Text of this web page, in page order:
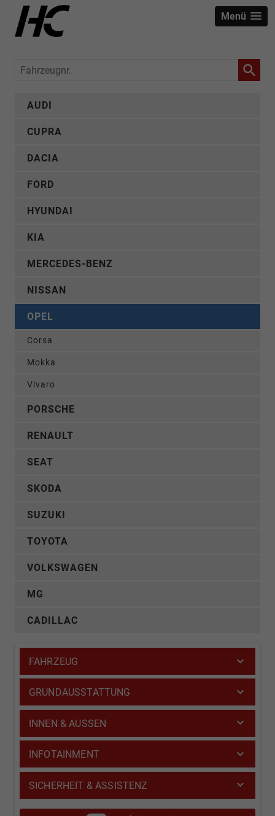
Menü
Fahrzeugnr.
AUDI
CUPRA
DACIA
FORD
HYUNDAI
KIA
MERCEDES-BENZ
NISSAN
OPEL
Corsa
Mokka
Vivaro
PORSCHE
RENAULT
SEAT
SKODA
SUZUKI
TOYOTA
VOLKSWAGEN
MG
CADILLAC
FAHRZEUG
GRUNDAUSSTATTUNG
INNEN & AUSSEN
INFOTAINMENT
SICHERHEIT & ASSISTENZ